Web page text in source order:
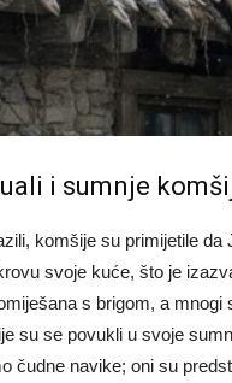
i sumnje
komšije su primijetile
svoje kuće, što je
s brigom, a
su se povukli u svoje
čudne navike; oni su